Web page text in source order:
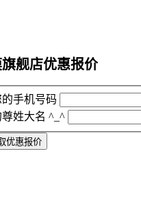
舰店优惠报价
手机号码
姓大名 ^_^
优惠报价